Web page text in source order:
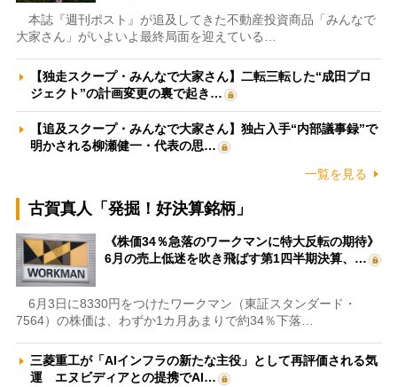
本誌『週刊ポスト』が追及してきた不動産投資商品「みんなで
大家さん」がいよいよ最終局面を迎えている…
【独走スクープ・みんなで大家さん】二転三転した“成田プロ
ジェクト”の計画変更の裏で起き…
【追及スクープ・みんなで大家さん】独占入手“内部議事録”で
明かされる柳瀬健一・代表の思…
一覧を見る
古賀真人「発掘！好決算銘柄」
《株価34％急落のワークマンに特大反転の期待》
6月の売上低迷を吹き飛ばす第1四半期決算、…
6月3日に8330円をつけたワークマン（東証スタンダード・
7564）の株価は、わずか1カ月あまりで約34％下落…
三菱重工が「AIインフラの新たな主役」として再評価される気
運 エヌビディアとの提携でAI…